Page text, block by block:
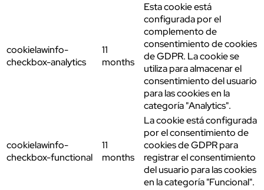
cookielawinfo-
checkbox-analytics
11
months
Esta cookie está
configurada por el
complemento de
consentimiento de cookies
de GDPR. La cookie se
utiliza para almacenar el
consentimiento del usuario
para las cookies en la
categoría "Analytics".
cookielawinfo-
checkbox-functional
11
months
La cookie está configurada
por el consentimiento de
cookies de GDPR para
registrar el consentimiento
del usuario para las cookies
en la categoría "Funcional".